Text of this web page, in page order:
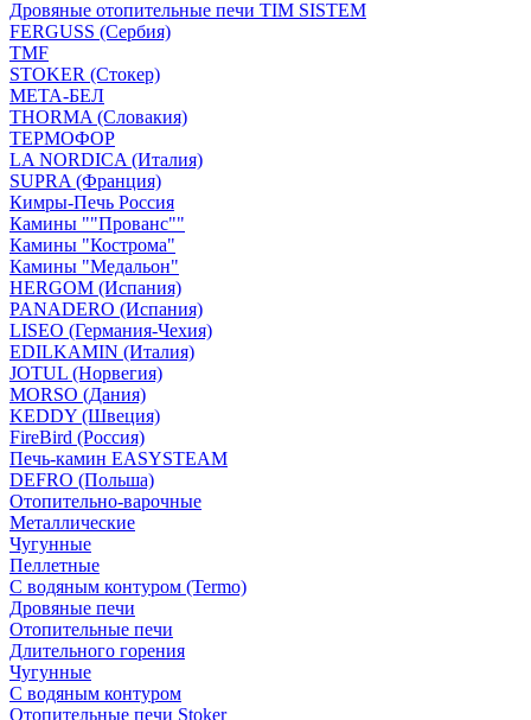
Дровяные отопительные печи TIM SISTEM
FERGUSS (Сербия)
TMF
STOKER (Стокер)
МЕТА-БЕЛ
THORMA (Словакия)
ТЕРМОФОР
LA NORDICA (Италия)
SUPRA (Франция)
Кимры-Печь Россия
Камины ""Прованс""
Камины "Кострома"
Камины "Медальон"
HERGOM (Испания)
PANADERO (Испания)
LISEO (Германия-Чехия)
EDILKAMIN (Италия)
JOTUL (Норвегия)
MORSO (Дания)
KEDDY (Швеция)
FireBird (Россия)
Печь-камин EASYSTEAM
DEFRO (Польша)
Отопительно-варочные
Металлические
Чугунные
Пеллетные
С водяным контуром (Termo)
Дровяные печи
Отопительные печи
Длительного горения
Чугунные
C водяным контуром
Отопительные печи Stoker